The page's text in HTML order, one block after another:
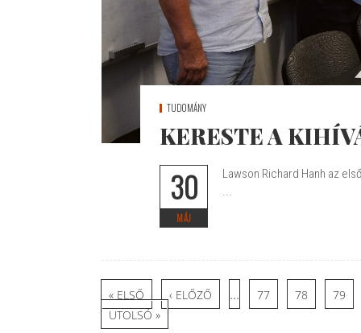
TUDOMÁNY
KERESTE A
30
MÁJ
Lawson Richard Hanh az
...
Oldalak
« ELSŐ ‹ ELŐZŐ … 77 78
79
UTOLSÓ »